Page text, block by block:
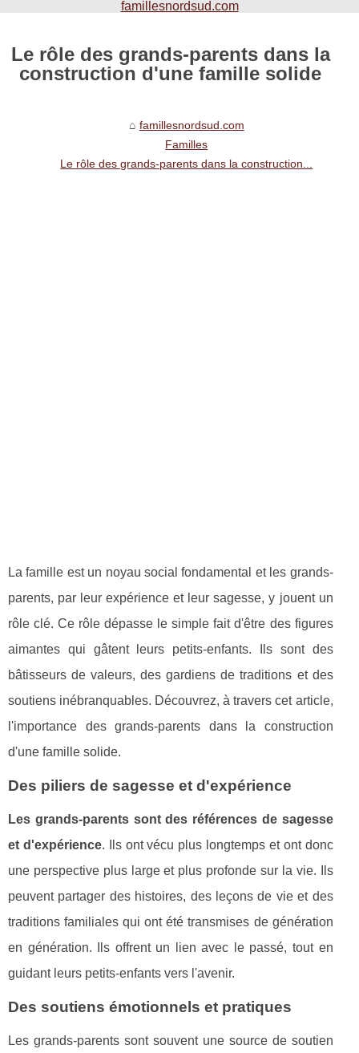
Le rôle des grands-parents dans la
construction d'une famille solide
famillesnordsud.com
Familles
Le rôle des grands-parents dans la construction...
La famille est un noyau social fondamental et les grands-
parents, par leur expérience et leur sagesse, y jouent un
rôle clé. Ce rôle dépasse le simple fait d'être des figures
aimantes qui gâtent leurs petits-enfants. Ils sont des
bâtisseurs de valeurs, des gardiens de traditions et des
soutiens inébranquables. Découvrez, à travers cet article,
l'importance des grands-parents dans la construction
d'une famille solide.
Des piliers de sagesse et d'expérience
Les grands-parents sont des références de sagesse
et d'expérience. Ils ont vécu plus longtemps et ont donc
une perspective plus large et plus profonde sur la vie. Ils
peuvent partager des histoires, des leçons de vie et des
traditions familiales qui ont été transmises de génération
en génération. Ils offrent un lien avec le passé, tout en
guidant leurs petits-enfants vers l'avenir.
Des soutiens émotionnels et pratiques
Les grands-parents sont souvent une source de soutien
famillesnordsud.com